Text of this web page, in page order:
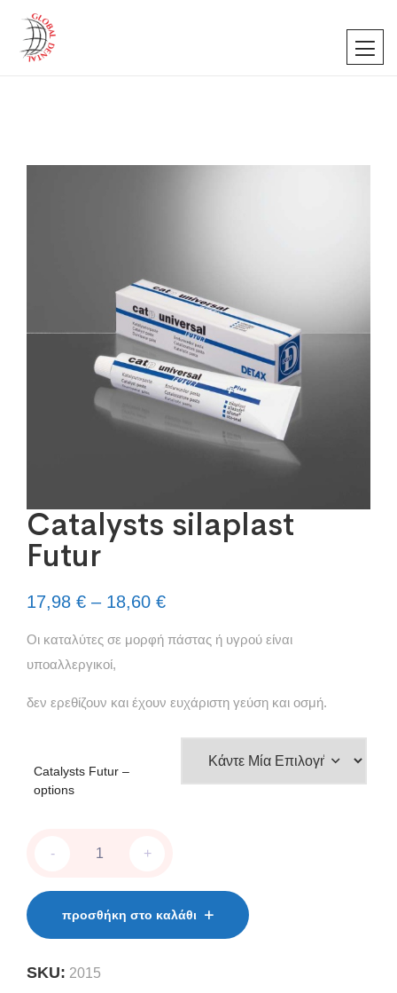
Catalysts silaplast
Futur
17,98 € – 18,60 €
Οι καταλύτες σε μορφή πάστας ή υγρού είναι
υποαλλεργικοί,
δεν ερεθίζουν και έχουν ευχάριστη γεύση και οσμή.
Catalysts Futur –
options
silaplast
quantity
- +
προσθήκη στο καλάθι
SKU: 2015